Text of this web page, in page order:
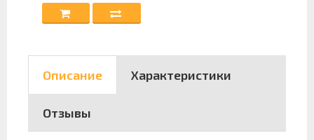
Описание Характеристики
Отзывы